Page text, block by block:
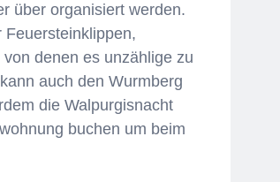
über organisiert werden.
denen es unzählige zu
auch den Wurmberg
die Walpurgisnacht
buchen um beim